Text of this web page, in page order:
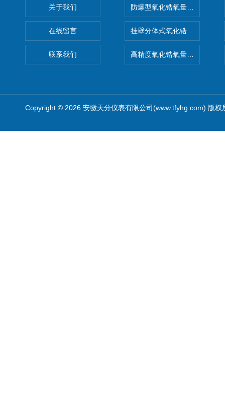
关于我们
在线留言
联系我们
防爆型氧化锆氧量分析仪
挂壁分体式氧化锆分析仪
高精度氧化锆氧量分析仪转换
Copyright © 2026 安徽天分仪表有限公司(www.tfyhg.com) 版权